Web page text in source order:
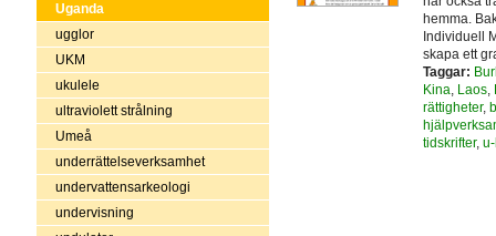
Uganda
ugglor
UKM
ukulele
ultraviolett strålning
Umeå
underrättelseverksamhet
undervattensarkeologi
undervisning
hemma.
Individuell
skapa ett
Taggar:
Kina, Laos,
rättigheter,
tidskrifter,